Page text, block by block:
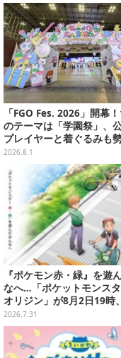
「FGO Fes. 2026」開幕
のテーマは「学園祭」、
プレイヤーと着ぐるみも
カルデア学園はお祭り一色
2026.8.1
『ポケモン赤・緑』を遊
なへ…「ポケットモンスタ
オリジン」が8月2日19時
2・日曜アニメ劇場で放送！
2026.7.31